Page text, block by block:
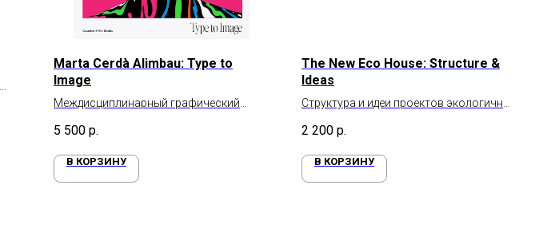
Marta Cerdà Alimbau: Type to
Image
Междисциплинарный графический
5 500 р.
В КОРЗИНУ
The New Eco House: Structure &
Ideas
Структура и идеи проектов экологичных
2 200 р.
В КОРЗИНУ